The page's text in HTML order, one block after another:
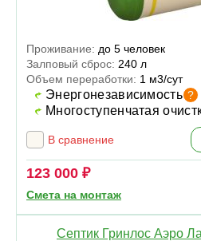
Проживание: до 5 человек
Залповый сброс: 240 л
Объем переработки: 1 м3/сут
Энергонезависимость ?
Многоступенчатая
В сравнение
123 000 ₽
Смета на монтаж
Септик Гринлос Аэро